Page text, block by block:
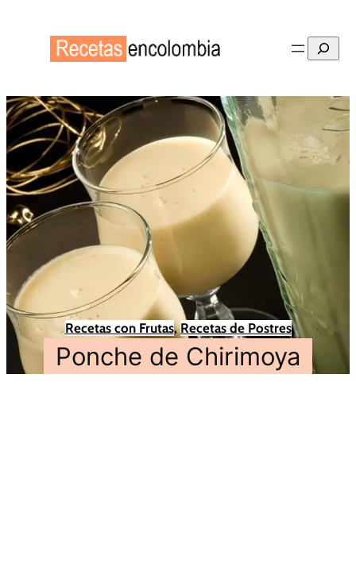
Buscar
Recetas con Frutas, Recetas de Postres
Ponche de Chirimoya